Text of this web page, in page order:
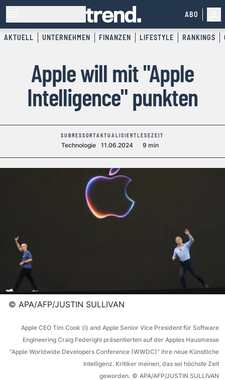
ABO
AKTUELL UNTERNEHMEN FINANZEN LIFESTYLE RANKINGS
Apple will mit "Apple
Intelligence" punkten
SUBRESSORT
Technologie
AKTUALISIERT
11.06.2024
LESEZEIT
9 min
© APA/AFP/JUSTIN SULLIVAN
Apple CEO Tim Cook (l) and Apple Senior Vice President für Software
Engineering Craig Federighi präsentierten auf der Apples Hausmesse
"Apple Worldwide Developers Conference (WWDC)" ihre neue Künstliche
Intelligenz. Kritiker meinen, das sei höchste Zeit
geworden. © APA/AFP/JUSTIN SULLIVAN